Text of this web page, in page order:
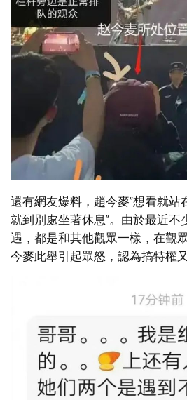
還有網友爆料，趙今麥“想看就
就到別處坐著休息”。由於最近不
遇，都是和其他觀眾一樣，在觀
今麥此舉引起眾怒，認為搞特權